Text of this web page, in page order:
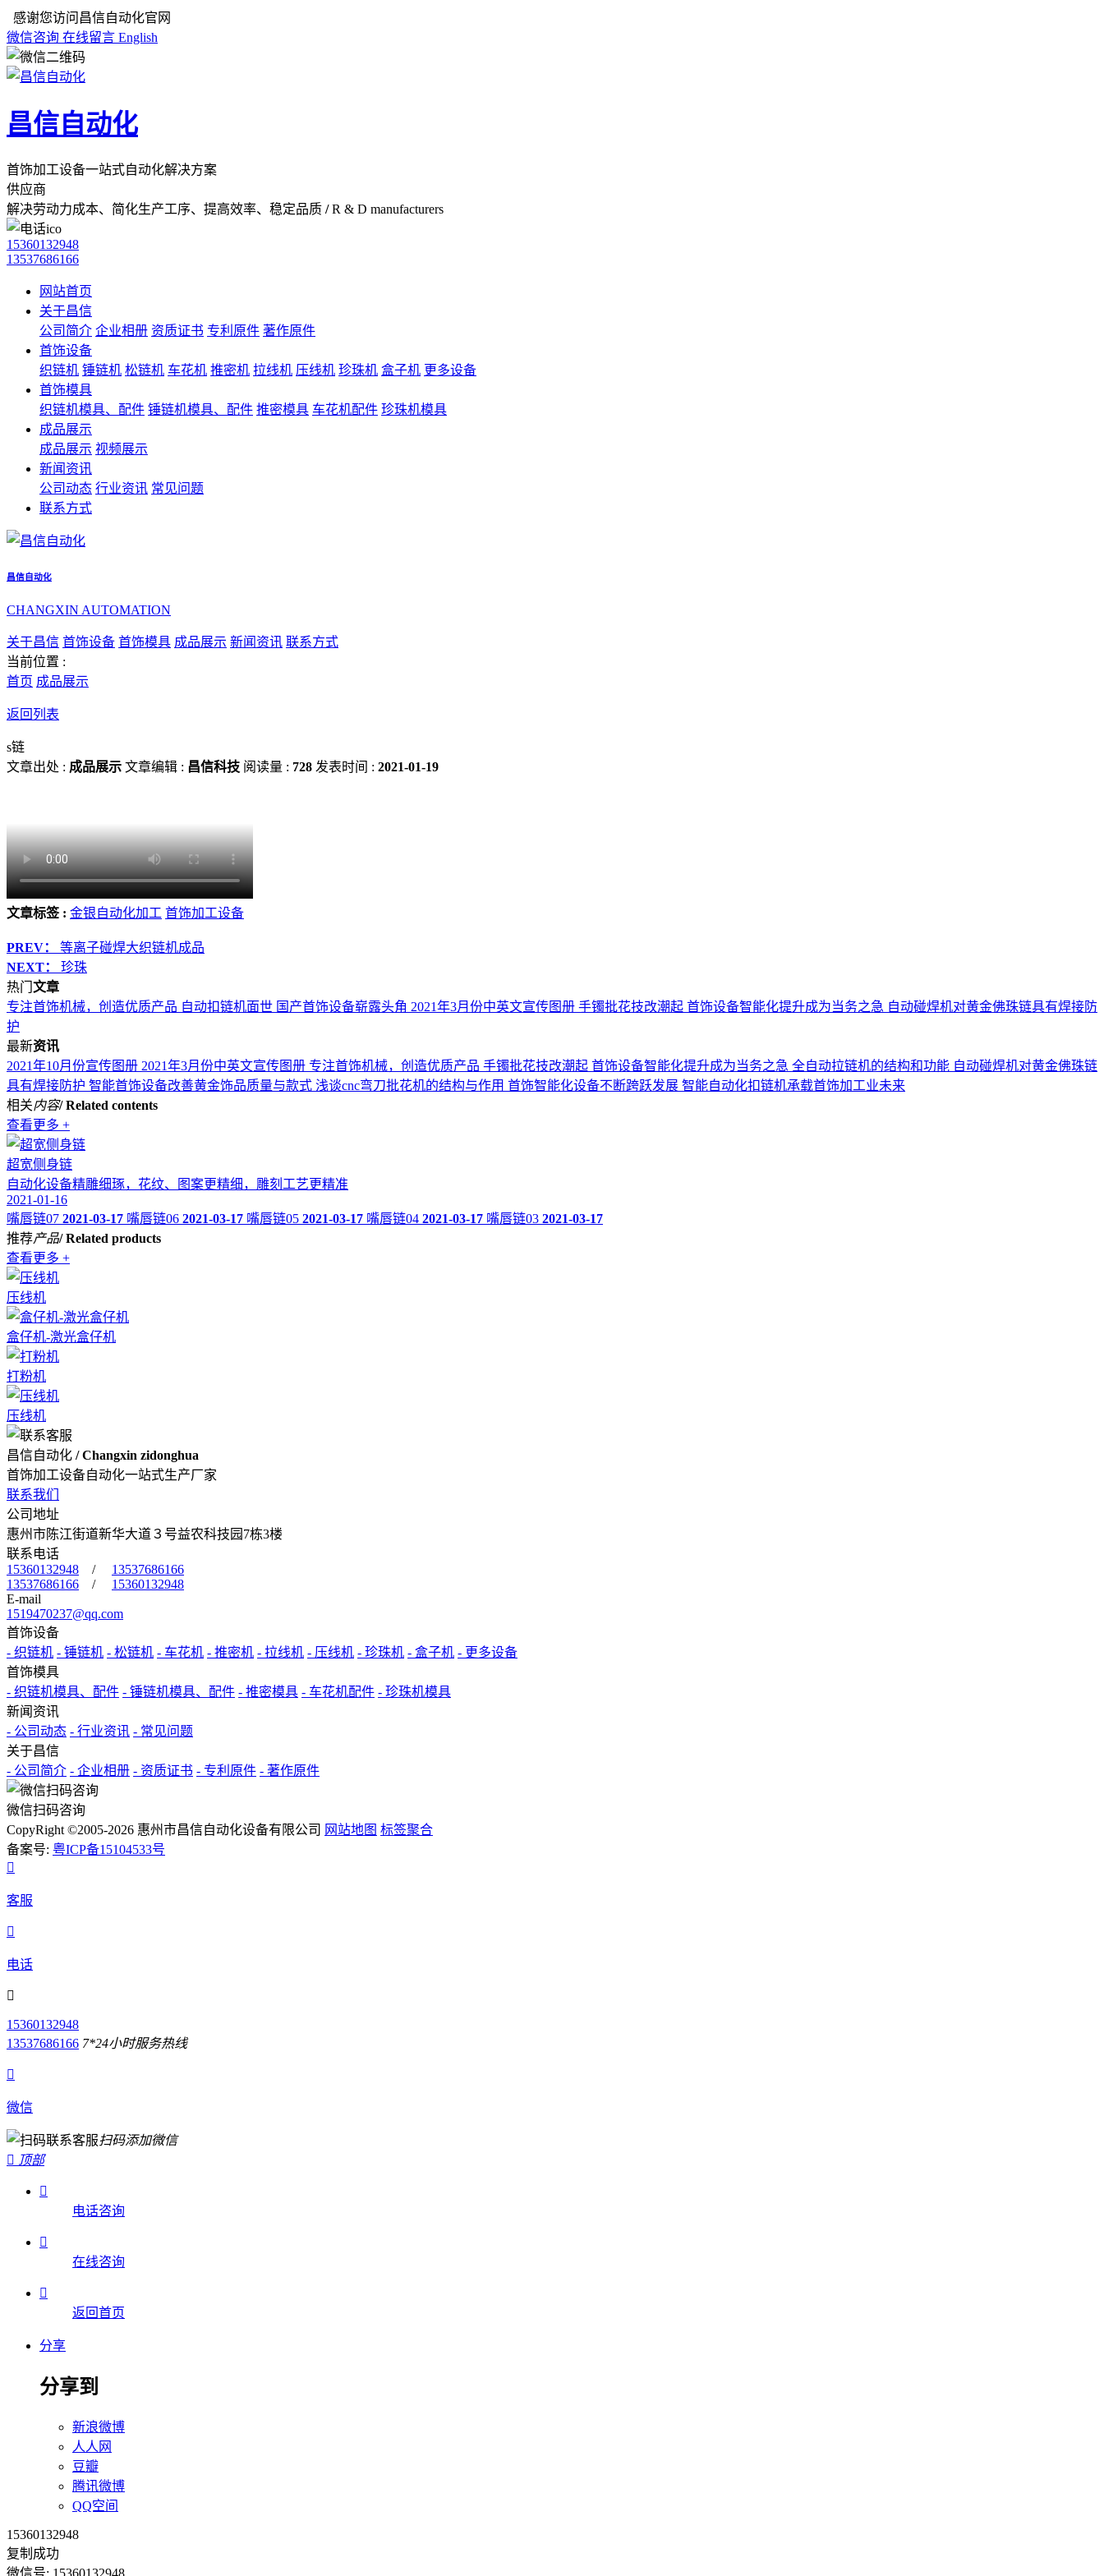
感谢您访问昌信自动化官网
微信咨询 在线留言 English
昌信自动化
首饰加工设备一站式自动化解决方案
供应商
解决劳动力成本、简化生产工序、提高效率、稳定品质 / R & D manufacturers
15360132948
13537686166
网站首页
关于昌信
公司简介 企业相册 资质证书 专利原件 著作原件
首饰设备
织链机 锤链机 松链机 车花机 推密机 拉线机 压线机 珍珠机 盒子机 更多设备
首饰模具
织链机模具、配件 锤链机模具、配件 推密模具 车花机配件 珍珠机模具
成品展示
成品展示 视频展示
新闻资讯
公司动态 行业资讯 常见问题
联系方式
昌信自动化
CHANGXIN AUTOMATION
关于昌信 首饰设备 首饰模具 成品展示 新闻资讯 联系方式
当前位置 :
首页 成品展示
返回列表
s链
文章出处 : 成品展示 文章编辑 : 昌信科技 阅读量 : 728 发表时间 : 2021-01-19
文章标签 : 金银自动化加工 首饰加工设备
PREV：
等离子碰焊大织链机成品
NEXT：
珍珠
热门 文章
专注首饰机械，创造优质产品 自动扣链机面世 国产首饰设备崭露头角 2021年3月份中英文宣传图册 手镯批花技改潮起 首饰设备智能化提升成为当务之急 自动碰焊机对黄金佛珠链具有焊接防
护
最新资讯
2021年10月份宣传图册 2021年3月份中英文宣传图册 专注首饰机械，创造优质产品 手镯批花技改潮起 首饰设备智能化提升成为当务之急 全自动拉链机的结构和功能 自动碰焊机对黄金佛珠链
具有焊接防护 智能首饰设备改善黄金饰品质量与款式 浅谈cnc弯刀批花机的结构与作用 首饰智能化设备不断跨跃发展 智能自动化扣链机承载首饰加工业未来
相关内容/ Related contents
查看更多 +
超宽侧身链
自动化设备精雕细琢，花纹、图案更精细，雕刻工艺更精准
2021-01-16
嘴唇链07 2021-03-17 嘴唇链06 2021-03-17 嘴唇链05 2021-03-17 嘴唇链04 2021-03-17 嘴唇链03 2021-03-17
推荐产品/ Related products
查看更多 +
压线机
盒仔机-激光盒仔机
打粉机
压线机
昌信自动化 / Changxin zidonghua
首饰加工设备自动化一站式生产厂家
联系我们
公司地址
惠州市陈江街道新华大道３号益农科技园7栋3楼
联系电话
15360132948 / 13537686166
13537686166 / 15360132948
E-mail
1519470237@qq.com
首饰设备
- 织链机 - 锤链机 - 松链机 - 车花机 - 推密机 - 拉线机 - 压线机 - 珍珠机 - 盒子机 - 更多设备
首饰模具
- 织链机模具、配件 - 锤链机模具、配件 - 推密模具 - 车花机配件 - 珍珠机模具
新闻资讯
- 公司动态 - 行业资讯 - 常见问题
关于昌信
- 公司简介 - 企业相册 - 资质证书 - 专利原件 - 著作原件
微信扫码咨询
CopyRight ©2005-2026 惠州市昌信自动化设备有限公司 网站地图 标签聚合
备案号: 粤ICP备15104533号

客服

电话

15360132948
13537686166 7*24小时服务热线

微信
扫码添加微信
 顶部

电话咨询

在线咨询

返回首页
分享
分享到
新浪微博
人人网
豆瓣
腾讯微博
QQ空间
15360132948
复制成功
微信号: 15360132948